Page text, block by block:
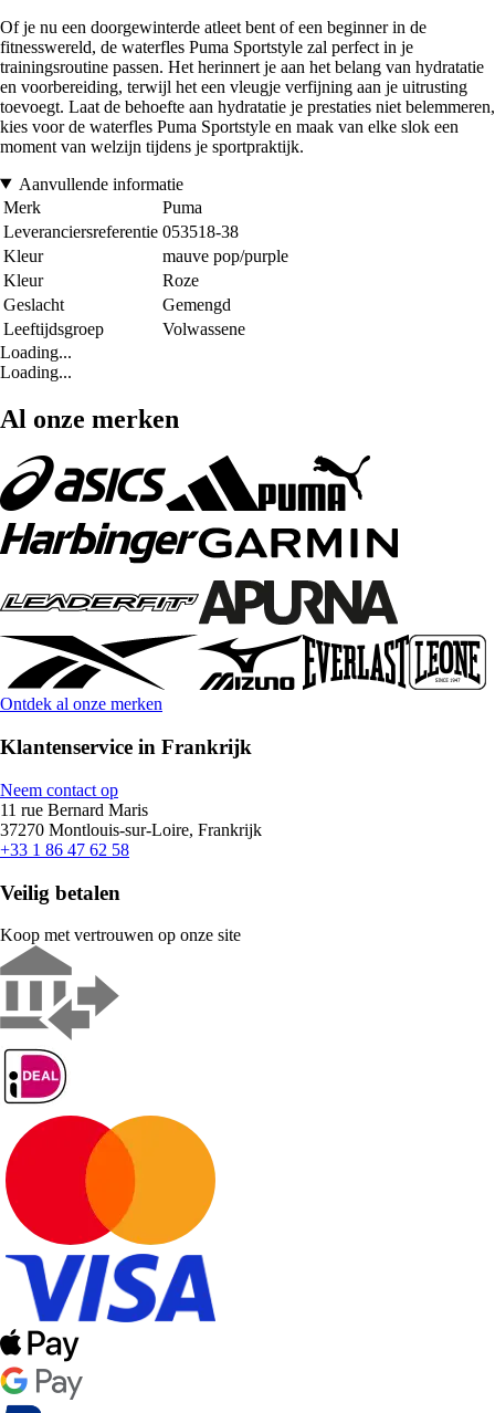
Of je nu een doorgewinterde atleet bent of een beginner in de
fitnesswereld, de waterfles Puma Sportstyle zal perfect in je
trainingsroutine passen. Het herinnert je aan het belang van hydratatie
en voorbereiding, terwijl het een vleugje verfijning aan je uitrusting
toevoegt. Laat de behoefte aan hydratatie je prestaties niet belemmeren,
kies voor de waterfles Puma Sportstyle en maak van elke slok een
moment van welzijn tijdens je sportpraktijk.
Aanvullende informatie
Merk
Puma
Leveranciersreferentie 053518-38
Kleur
mauve pop/purple
Kleur
Roze
Geslacht
Gemengd
Leeftijdsgroep
Volwassene
Loading...
Loading...
Al onze merken
Ontdek al onze merken
Klantenservice in Frankrijk
Neem contact op
11 rue Bernard Maris
37270 Montlouis-sur-Loire, Frankrijk
+33 1 86 47 62 58
Veilig betalen
Koop met vertrouwen op onze site